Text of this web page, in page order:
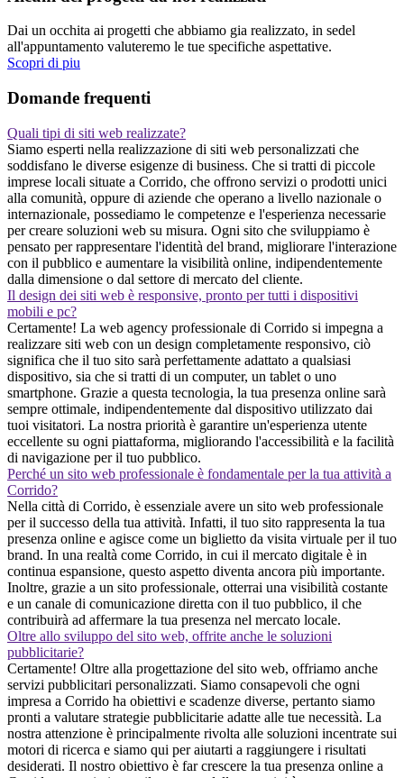
Dai un occhita ai progetti che abbiamo gia realizzato, in sedel
all'appuntamento valuteremo le tue specifiche aspettative.
Scopri di piu
Domande frequenti
Quali tipi di siti web realizzate?
Siamo esperti nella realizzazione di siti web personalizzati che
soddisfano le diverse esigenze di business. Che si tratti di piccole
imprese locali situate a Corrido, che offrono servizi o prodotti unici
alla comunità, oppure di aziende che operano a livello nazionale o
internazionale, possediamo le competenze e l'esperienza necessarie
per creare soluzioni web su misura. Ogni sito che sviluppiamo è
pensato per rappresentare l'identità del brand, migliorare l'interazione
con il pubblico e aumentare la visibilità online, indipendentemente
dalla dimensione o dal settore di mercato del cliente.
Il design dei siti web è responsive, pronto per tutti i dispositivi
mobili e pc?
Certamente! La web agency professionale di Corrido si impegna a
realizzare siti web con un design completamente responsivo, ciò
significa che il tuo sito sarà perfettamente adattato a qualsiasi
dispositivo, sia che si tratti di un computer, un tablet o uno
smartphone. Grazie a questa tecnologia, la tua presenza online sarà
sempre ottimale, indipendentemente dal dispositivo utilizzato dai
tuoi visitatori. La nostra priorità è garantire un'esperienza utente
eccellente su ogni piattaforma, migliorando l'accessibilità e la facilità
di navigazione per il tuo pubblico.
Perché un sito web professionale è fondamentale per la tua attività a
Corrido?
Nella città di Corrido, è essenziale avere un sito web professionale
per il successo della tua attività. Infatti, il tuo sito rappresenta la tua
presenza online e agisce come un biglietto da visita virtuale per il tuo
brand. In una realtà come Corrido, in cui il mercato digitale è in
continua espansione, questo aspetto diventa ancora più importante.
Inoltre, grazie a un sito professionale, otterrai una visibilità costante
e un canale di comunicazione diretta con il tuo pubblico, il che
contribuirà ad affermare la tua presenza nel mercato locale.
Oltre allo sviluppo del sito web, offrite anche le soluzioni
pubblicitarie?
Certamente! Oltre alla progettazione del sito web, offriamo anche
servizi pubblicitari personalizzati. Siamo consapevoli che ogni
impresa a Corrido ha obiettivi e scadenze diverse, pertanto siamo
pronti a valutare strategie pubblicitarie adatte alle tue necessità. La
nostra attenzione è principalmente rivolta alle soluzioni incentrate sui
motori di ricerca e siamo qui per aiutarti a raggiungere i risultati
desiderati. Il nostro obiettivo è far crescere la tua presenza online a